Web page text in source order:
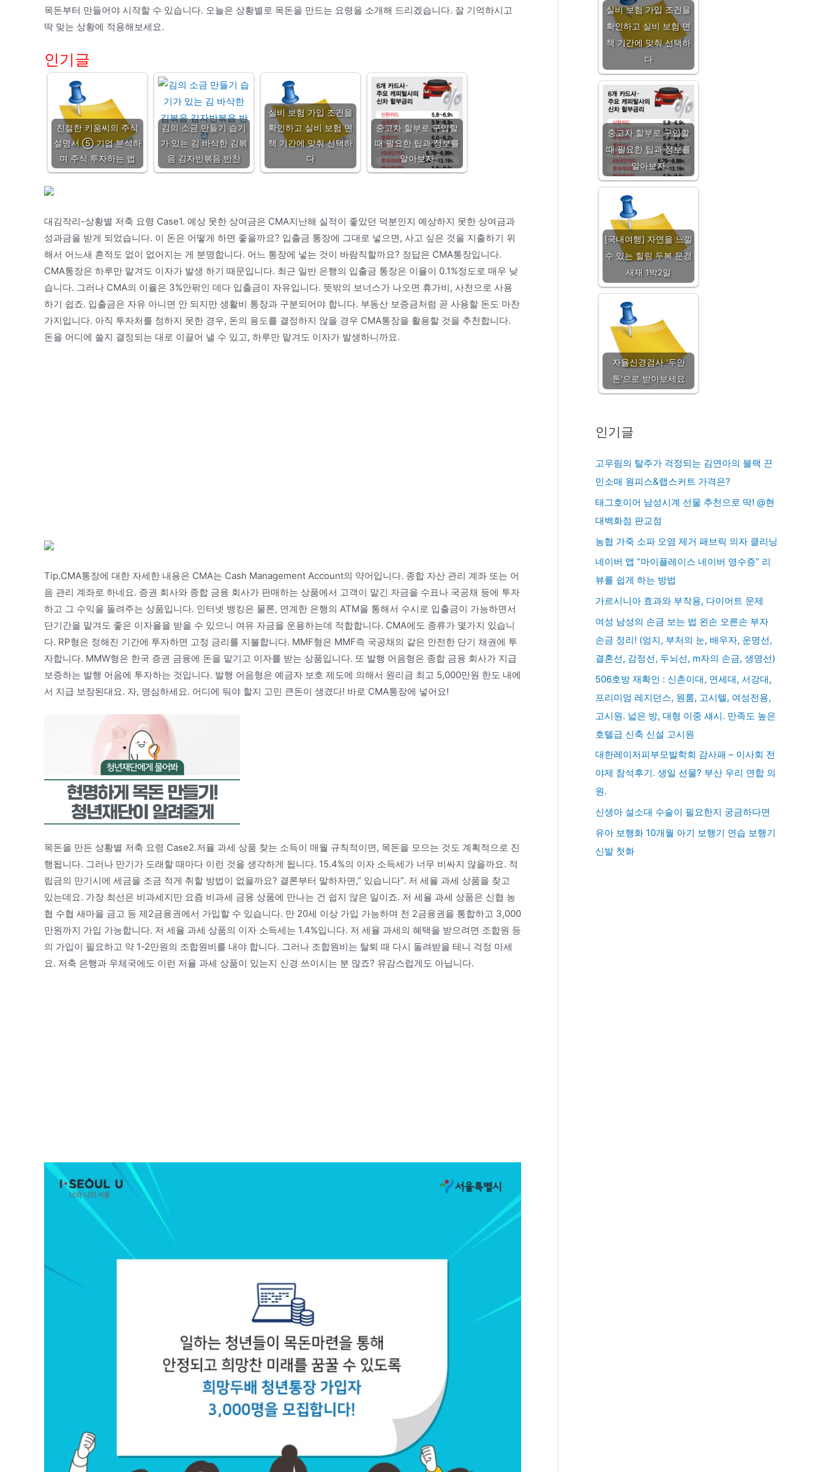
목돈부터 만들어야 시작할 수 있습니다. 오늘은 상황별로 목돈을 만드는 요령을 소개해 드리겠습니다. 잘 기억하시고
딱 맞는 상황에 적용해보세요.
인기글
친절한 키움씨의 주식
설명서 ⑤ 기업 분석하
며 주식 투자하는 법
김의 소금 만들기 습기
가 있는 김 바삭한 김볶
음 김자반볶음 반찬
실비 보험 가입 조건을
확인하고 실비 보험 면
책 기간에 맞춰 선택하
다
중고차 할부로 구입할
때 필요한 팁과 정보를
알아보자
대김작리-상황별 저축 요령 Case1. 예상 못한 상여금은 CMA지난해 실적이 좋았던 덕분인지 예상하지 못한 상여금과
성과금을 받게 되었습니다. 이 돈은 어떻게 하면 좋을까요? 입출금 통장에 그대로 넣으면, 사고 싶은 것을 지출하기 위
해서 어느새 흔적도 없이 없어지는 게 분명합니다. 어느 통장에 넣는 것이 바람직할까요? 정답은 CMA통장입니다.
CMA통장은 하루만 맡겨도 이자가 발생 하기 때문입니다. 최근 일반 은행의 입출금 통장은 이율이 0.1%정도로 매우 낮
습니다. 그러나 CMA의 이율은 3%안팎인 데다 입출금이 자유입니다. 뜻밖의 보너스가 나오면 휴가비, 사천으로 사용
하기 쉽죠. 입출금은 자유 아니면 안 되지만 생활비 통장과 구분되어야 합니다. 부동산 보증금처럼 곧 사용할 돈도 마찬
가지입니다. 아직 투자처를 정하지 못한 경우, 돈의 용도를 결정하지 않을 경우 CMA통장을 활용할 것을 추천합니다.
돈을 어디에 쓸지 결정되는 대로 이끌어 낼 수 있고, 하루만 맡겨도 이자가 발생하니까요.
Tip.CMA통장에 대한 자세한 내용은 CMA는 Cash Management Account의 약어입니다. 종합 자산 관리 계좌 또는 어
음 관리 계좌로 하네요. 증권 회사와 종합 금융 회사가 판매하는 상품에서 고객이 맡긴 자금을 수표나 국공채 등에 투자
하고 그 수익을 돌려주는 상품입니다. 인터넷 뱅킹은 물론, 연계한 은행의 ATM을 통해서 수시로 입출금이 가능하면서
단기간을 맡겨도 좋은 이자율을 받을 수 있으니 여유 자금을 운용하는데 적합합니다. CMA에도 종류가 몇가지 있습니
다. RP형은 정해진 기간에 투자하면 고정 금리를 지불합니다. MMF형은 MMF즉 국공채의 같은 안전한 단기 채권에 투
자합니다. MMW형은 한국 증권 금융에 돈을 맡기고 이자를 받는 상품입니다. 또 발행 어음형은 종합 금융 회사가 지급
보증하는 발행 어음에 투자하는 것입니다. 발행 어음형은 예금자 보호 제도에 의해서 원리금 최고 5,000만원 한도 내에
서 지급 보장된대요. 자, 명심하세요. 어디에 둬야 할지 고민 큰돈이 생겼다! 바로 CMA통장에 넣어요!
목돈을 만든 상황별 저축 요령 Case2.저율 과세 상품 찾는 소득이 매월 규칙적이면, 목돈을 모으는 것도 계획적으로 진
행됩니다. 그러나 만기가 도래할 때마다 이런 것을 생각하게 됩니다. 15.4%의 이자 소득세가 너무 비싸지 않을까요. 적
립금의 만기시에 세금을 조금 적게 취할 방법이 없을까요? 결론부터 말하자면,” 있습니다”. 저 세율 과세 상품을 찾고
있는데요. 가장 최선은 비과세지만 요즘 비과세 금융 상품에 만나는 건 쉽지 않은 일이죠. 저 세율 과세 상품은 신협 농
협 수협 새마을 금고 등 제2금융권에서 가입할 수 있습니다. 만 20세 이상 가입 가능하며 전 2금융권을 통합하고 3,000
만원까지 가입 가능합니다. 저 세율 과세 상품의 이자 소득세는 1.4%입니다. 저 세율 과세의 혜택을 받으려면 조합원 등
의 가입이 필요하고 약 1-2만원의 조합원비를 내야 합니다. 그러나 조합원비는 탈퇴 때 다시 돌려받을 테니 걱정 마세
요. 저축 은행과 우체국에도 이런 저율 과세 상품이 있는지 신경 쓰이시는 분 많죠? 유감스럽게도 아닙니다.
실비 보험 가입 조건을
확인하고 실비 보험 면
책 기간에 맞춰 선택하
다
중고차 할부로 구입할
때 필요한 팁과 정보를
알아보자
[국내여행] 자연을 느낄
수 있는 힐링 두복 문경
새재 1박2일
자율신경검사 '두안
톤'으로 받아보세요
인기글
고우림의 탈주가 걱정되는 김연아의 블랙 끈
민소매 원피스&랩스커트 가격은?
태그호이어 남성시계 선물 추천으로 딱! @현
대백화점 판교점
농협 가죽 소파 오염 제거 패브릭 의자 클리닝
네이버 앱 “마이플레이스 네이버 영수증” 리
뷰를 쉽게 하는 방법
가르시니아 효과와 부작용, 다이어트 문제
여성 남성의 손금 보는 법 왼손 오른손 부자
손금 정리! (엄지, 부처의 눈, 배우자, 운명선,
결혼선, 감정선, 두뇌선, m자의 손금, 생명선)
506호방 재확인 : 신촌이대, 연세대, 서강대,
프리미엄 레지던스, 원룸, 고시텔, 여성전용,
고시원. 넓은 방, 대형 이중 섀시. 만족도 높은
호텔급 신축 신설 고시원
대한레이저피부모발학회 감사패 – 이사회 전
야제 참석후기. 생일 선물? 부산 우리 연합 의
원.
신생아 설소대 수술이 필요한지 궁금하다면
유아 보행화 10개월 아기 보행기 연습 보행기
신발 첫화